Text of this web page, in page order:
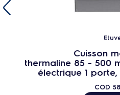
Cuisson
thermaline 85 - 500
électrique 1 porte,
COD